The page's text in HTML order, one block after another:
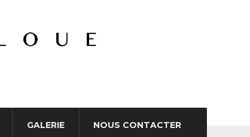
GALERIE NOUS CONTACTER